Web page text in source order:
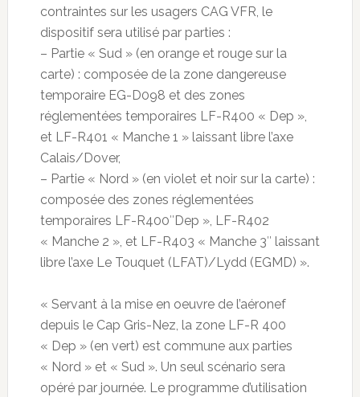
contraintes sur les usagers CAG VFR, le
dispositif sera utilisé par parties :
– Partie « Sud » (en orange et rouge sur la
carte) : composée de la zone dangereuse
temporaire EG-D098 et des zones
réglementées temporaires LF-R400 « Dep »,
et LF-R401 « Manche 1 » laissant libre l’axe
Calais/Dover,
– Partie « Nord » (en violet et noir sur la carte) :
composée des zones réglementées
temporaires LF-R400″Dep », LF-R402
« Manche 2 », et LF-R403 « Manche 3″ laissant
libre l’axe Le Touquet (LFAT)/Lydd (EGMD) ».
« Servant à la mise en oeuvre de l’aéronef
depuis le Cap Gris-Nez, la zone LF-R 400
« Dep » (en vert) est commune aux parties
« Nord » et « Sud ». Un seul scénario sera
opéré par journée. Le programme d’utilisation